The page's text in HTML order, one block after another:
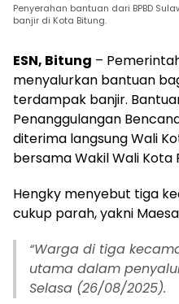
Penyerahan bantuan dari BPBD
banjir di Kota Bitung.
ESN, Bitung –
menyalurkan bantuan
terdampak banjir.
Penanggulangan
diterima langsung Wali
bersama Wakil Wali Kota
Hengky menyebut tiga
cukup parah, yakni
“Warga di tiga
utama dalam
Selasa (26/08/2025).